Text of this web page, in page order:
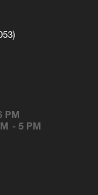
PM
-5 PM